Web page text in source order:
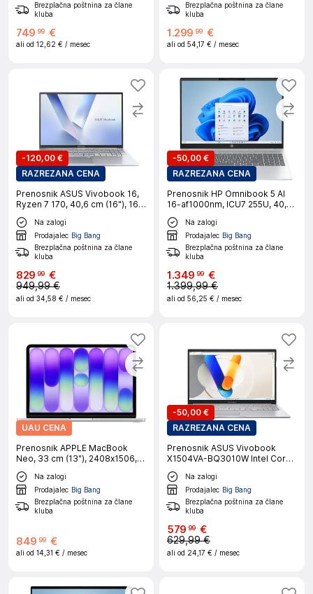
Brezplačna poštnina za člane
kluba
749 99 €
ali od 12,62 € / mesec
Brezplačna poštnina za člane
kluba
1 .299 99 €
ali od 54,17 € / mesec
-120,00 €
RAZREZANA CENA
Prenosnik ASUS Vivobook 16,
Ryzen 7 170, 40,6 cm (16"), 16
GB RAM, 1 TB SSD, W11H
(M1605NAQ-SH162W)
Na zalogi
Prodajalec Big Bang
Brezplačna poštnina za člane
kluba
829 99 €
949,99 €
ali od 34,58 € / mesec
-50,00 €
RAZREZANA CENA
Prenosnik HP Omnibook 5 AI
16-af1000nm, ICU7 255U, 40,6
cm (16"), 32 GB RAM, 1 TB SSD,
W11H, srebrn
Na zalogi
Prodajalec Big Bang
Brezplačna poštnina za člane
kluba
1 .349 99 €
1.399,99 €
ali od 56,25 € / mesec
UAU CENA
Prenosnik APPLE MacBook
Neo, 33 cm (13"), 2408x1506,
IPS, A18 Pro (6/5), 8 GB RAM,
512 GB SSD, Touch ID, Silver,
macOS, CRO
Na zalogi
Prodajalec Big Bang
Brezplačna poštnina za člane
kluba
849 99 €
ali od 14,31 € / mesec
-50,00 €
RAZREZANA CENA
Prenosnik ASUS Vivobook
X1504VA-BQ3010W Intel Core
5 120U/39,6 cm
(15,6")/16GB/512GB/W11H
Na zalogi
Prodajalec Big Bang
Brezplačna poštnina za člane
kluba
579 99 €
629,99 €
ali od 24,17 € / mesec